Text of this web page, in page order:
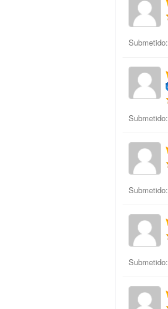
Submetido:
Submetido:
Submetido:
Submetido: